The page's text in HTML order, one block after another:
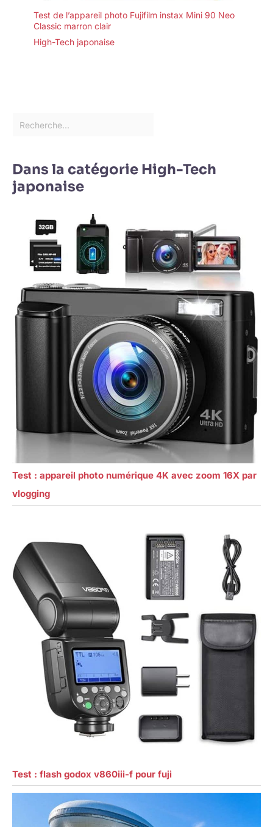
Test de l’appareil photo Fujifilm instax Mini 90 Neo
Classic marron clair
High-Tech japonaise
Dans la catégorie High-Tech
japonaise
Test : appareil photo numérique 4K avec zoom 16X par
vlogging
Test : flash godox v860iii-f pour fuji